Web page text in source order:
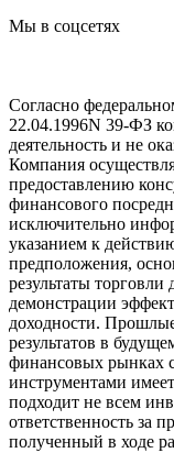
Мы в соцсетях
Согласно
22.04.1996N 39-ФЗ
деятельность и не
Компания
предоставлению
финансового
исключительно
указанием к
предположения,
результаты
демонстрации
доходности.
результатов в
финансовых рынках
инструментами
подходит не всем
ответственность за
полученный в ходе